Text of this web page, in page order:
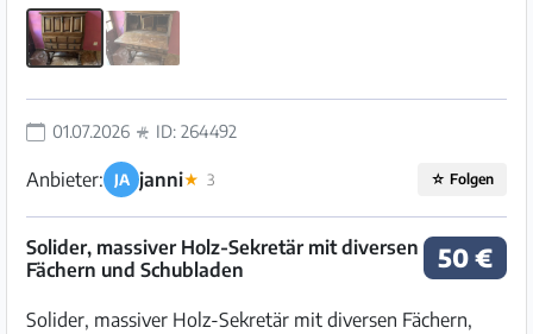
01.07.2026 ID: 264492
Anbieter: JA janni★ 3 ☆ Folgen
50 €
Solider, massiver Holz-Sekretär mit diversen
Fächern und Schubladen
Solider, massiver Holz-Sekretär mit diversen Fächern,